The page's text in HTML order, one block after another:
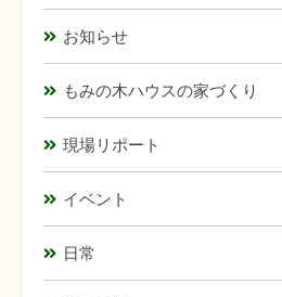
お知らせ
もみの木ハウスの家づくり
現場リポート
イベント
日常